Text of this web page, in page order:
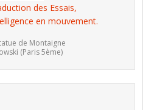
des Essais,
en mouvement.
de Montaigne
(Paris 5ème)